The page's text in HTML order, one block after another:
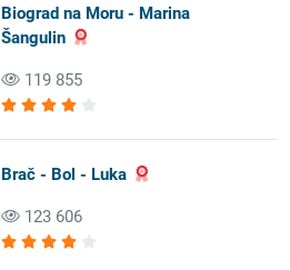
Biograd na Moru - Marina
Šangulin
119 855
Brač - Bol - Luka
123 606